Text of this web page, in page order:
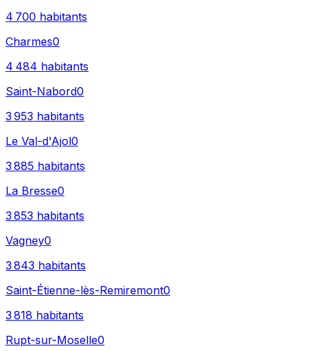
4 700 habitants
Charmes0
4 484 habitants
Saint-Nabord0
3 953 habitants
Le Val-d'Ajol0
3 885 habitants
La Bresse0
3 853 habitants
Vagney0
3 843 habitants
Saint-Étienne-lès-Remiremont0
3 818 habitants
Rupt-sur-Moselle0